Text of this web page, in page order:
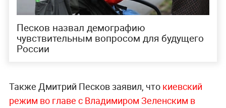
Песков назвал демографию
чувствительным вопросом для будущего
России
Также Дмитрий Песков заявил, что киевский
режим во главе с Владимиром Зеленским в